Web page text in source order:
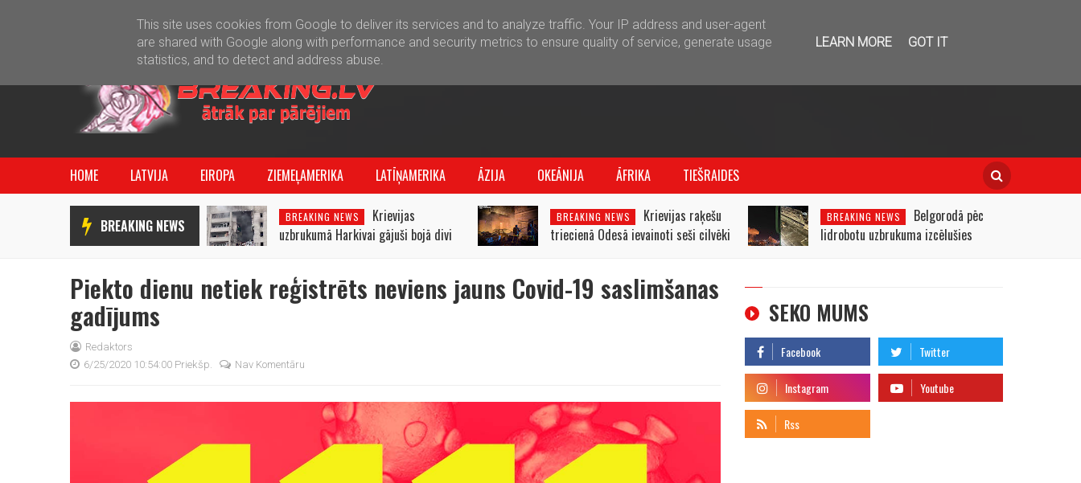
HOME LATVIJA EIROPA ZIEMEĻAMERIKA LATĪŅAMERIKA ĀZIJA OKEĀNIJA ĀFRIKA TIEŠRAIDES
BREAKING NEWS BREAKING NEWS
Krievijas
uzbrukumā Harkivai gājuši bojā divi
BREAKING NEWS
Krievijas raķešu
triecienā Odesā ievainoti seši cilvēki
BREAKING NEWS
Belgorodā pēc
lidrobotu uzbrukuma izcēlušies
Piekto dienu netiek reģistrēts neviens jauns Covid-19 saslimšanas
gadījums
Redaktors
6/25/2020 10:54:00 Priekšp.
Nav Komentāru
SEKO MUMS
This site uses cookies from Google to deliver its services and to analyze traffic. Your IP address and user-agent
are shared with Google along with performance and security metrics to ensure quality of service, generate usage
statistics, and to detect and address abuse.
LEARN MORE GOT IT